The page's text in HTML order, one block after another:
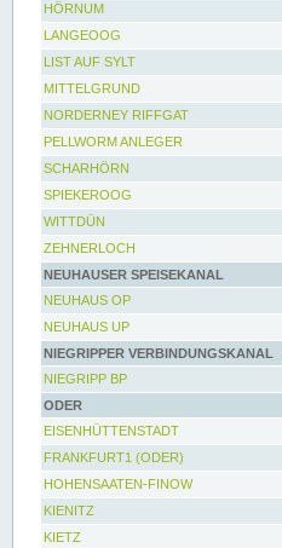
HÖRNUM
LANGEOOG
LIST AUF SYLT
MITTELGRUND
NORDERNEY RIFFGAT
PELLWORM ANLEGER
SCHARHÖRN
SPIEKEROOG
WITTDÜN
ZEHNERLOCH
NEUHAUSER SPEISEKANAL
NEUHAUS OP
NEUHAUS UP
NIEGRIPPER VERBINDUNGSKANAL
NIEGRIPP BP
ODER
EISENHÜTTENSTADT
FRANKFURT1 (ODER)
HOHENSAATEN-FINOW
KIENITZ
KIETZ